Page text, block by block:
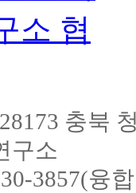
충북
구소
3857(융